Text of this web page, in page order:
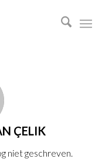
ÇELIK
niet geschreven.